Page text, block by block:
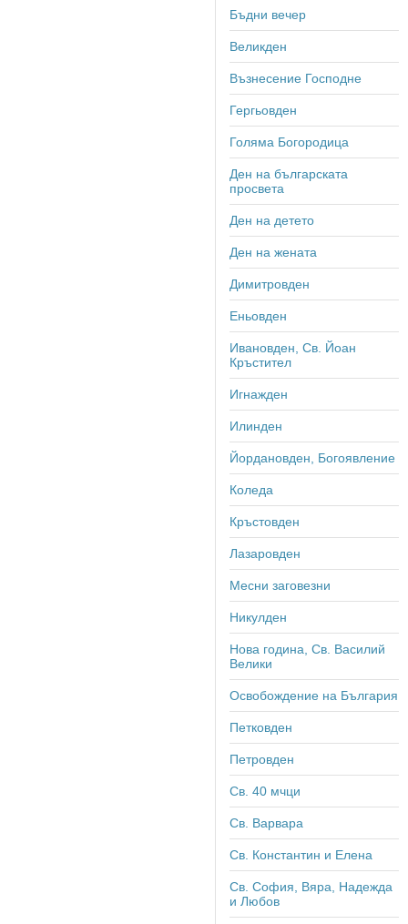
Бъдни вечер
Великден
Възнесение Господне
Гергьовден
Голяма Богородица
Ден на българската
просвета
Ден на детето
Ден на жената
Димитровден
Еньовден
Ивановден, Св. Йоан
Кръстител
Игнажден
Илинден
Йордановден, Богоявление
Коледа
Кръстовден
Лазаровден
Месни заговезни
Никулден
Нова година, Св. Василий
Велики
Освобождение на България
Петковден
Петровден
Св. 40 мчци
Св. Варвара
Св. Константин и Елена
Св. София, Вяра, Надежда
и Любов